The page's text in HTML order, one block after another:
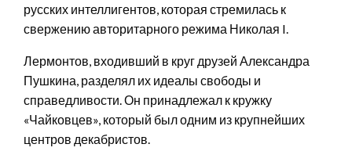
русских интеллигентов, которая стремилась к
свержению авторитарного режима Николая I.
Лермонтов, входивший в круг друзей Александра
Пушкина, разделял их идеалы свободы и
справедливости. Он принадлежал к кружку
«Чайковцев», который был одним из крупнейших
центров декабристов.